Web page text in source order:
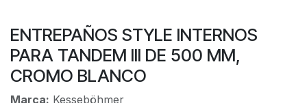
ENTREPAÑOS STYLE INTERNOS
PARA TANDEM III DE 500 MM,
CROMO BLANCO
Marca: Kesseböhmer